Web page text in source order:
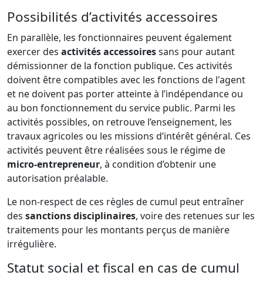
Possibilités d’activités accessoires
En parallèle, les fonctionnaires peuvent également
exercer des activités accessoiressans pour autant
démissionner de la fonction publique. Ces activités
doivent être compatibles avec les fonctions de l'agent
et ne doivent pas porter atteinte à l’indépendance ou
au bon fonctionnement du service public. Parmi les
activités possibles, on retrouve l’enseignement, les
travaux agricoles ou les missions d’intérêt général. Ces
activités peuvent être réalisées sous le régime de
micro-entrepreneur, à condition d’obtenir une
autorisation préalable.
Le non-respect de ces règles de cumul peut entraîner
des sanctions disciplinaires, voire des retenues sur les
traitements pour les montants perçus de manière
irrégulière.
Statut social et fiscal en cas de cumul